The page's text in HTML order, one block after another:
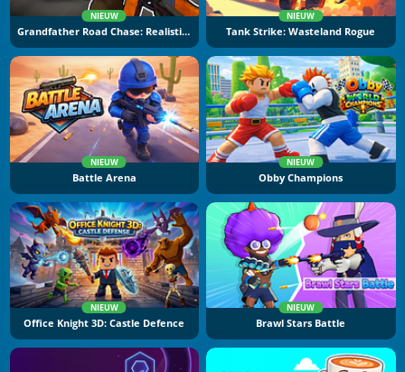
NIEUW
Grandfather Road Chase: Realistic Shooter
NIEUW
Tank Strike: Wasteland Rogue
NIEUW
Battle Arena
NIEUW
Obby Champions
NIEUW
Office Knight 3D: Castle Defence
NIEUW
Brawl Stars Battle